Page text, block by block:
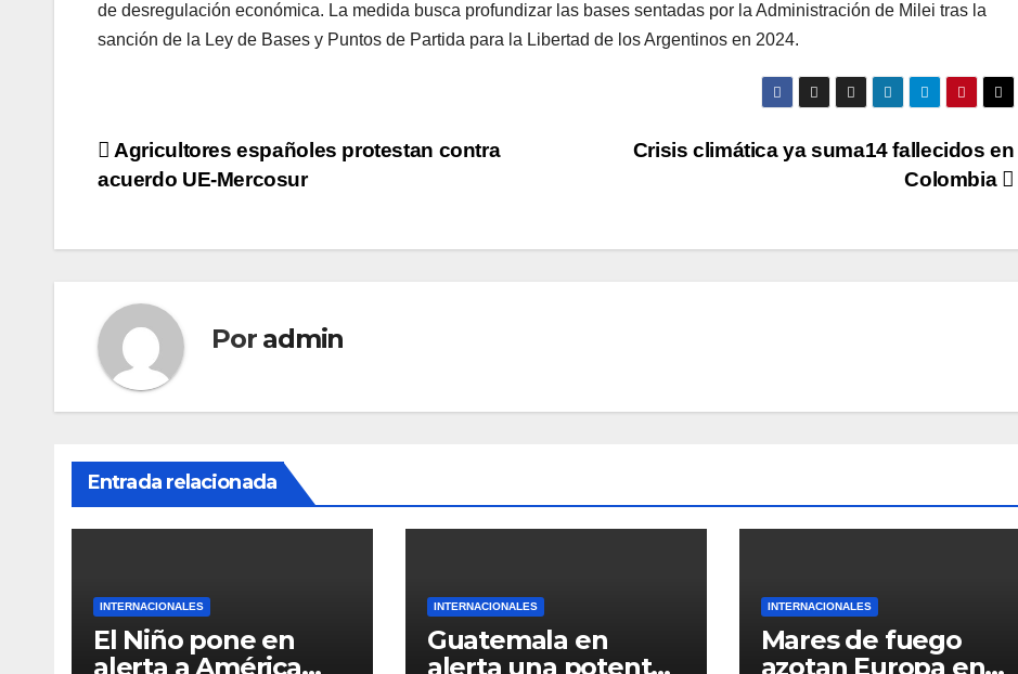
de desregulación económica. La medida busca profundizar las bases sentadas por la Administración de Milei tras la
sanción de la Ley de Bases y Puntos de Partida para la Libertad de los Argentinos en 2024.
Navegación
entradas
Crisis climática ya suma14 fallecidos en
Colombia
Agricultores españoles protestan contra
acuerdo UE-Mercosur
Por admin
Entrada relacionada
INTERNACIONALES
El Niño pone en
alerta a América
INTERNACIONALES
Guatemala en
alerta una potente
INTERNACIONALES
Mares de fuego
azotan Europa en